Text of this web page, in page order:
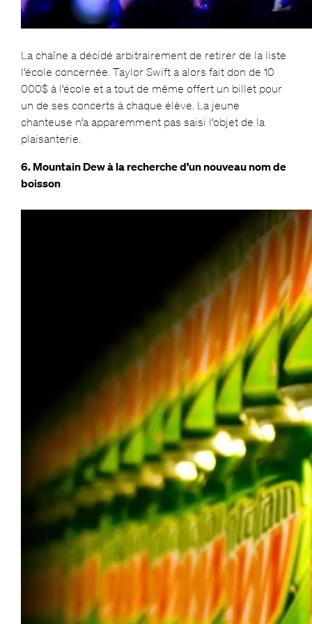
La chaîne a décidé arbitrairement de retirer de la liste
l’école concernée. Taylor Swift a alors fait don de 10
000$ à l’école et a tout de même offert un billet pour
un de ses concerts à chaque élève. La jeune
chanteuse n’a apparemment pas saisi l’objet de la
plaisanterie.
6. Mountain Dew à la recherche d’un nouveau nom de
boisson